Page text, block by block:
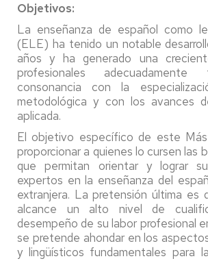
Objetivos:
La enseñanza de español como
(ELE) ha tenido un notable
años y ha generado una
profesionales
consonancia con la
metodológica y con los avances
aplicada.
El objetivo específico de este
proporcionar a quienes lo cursen las
que permitan orientar y lograr
expertos en la enseñanza del
extranjera. La pretensión última es
alcance un alto nivel de
desempeño de su labor profesional
se pretende ahondar en los
y lingüísticos fundamentales para